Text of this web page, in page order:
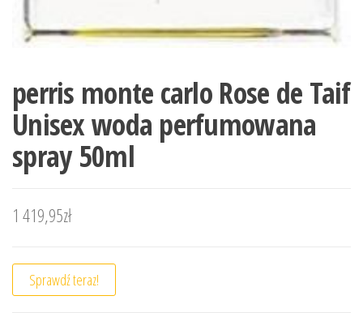
perris monte carlo Rose de Taif
Unisex woda perfumowana
spray 50ml
1 419,95zł
Sprawdź teraz!